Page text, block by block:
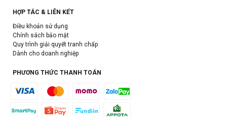
HỢP TÁC & LIÊN KẾT
Điều khoản sử dụng
Chính sách bảo mật
Quy trình giải quyết tranh chấp
Dành cho doanh nghiệp
PHƯƠNG THỨC THANH TOÁN